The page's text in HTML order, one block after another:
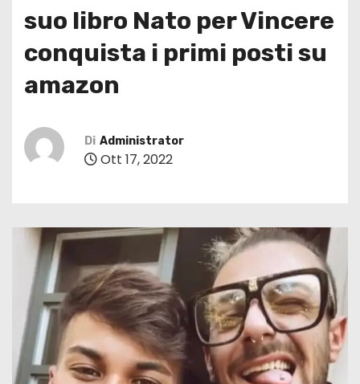
suo libro Nato per Vincere
conquista i primi posti su
amazon
Di Administrator
Ott 17, 2022